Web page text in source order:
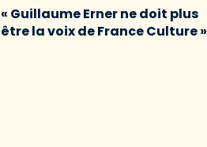
« Guillaume Erner ne doit plus
être la voix de France Culture »